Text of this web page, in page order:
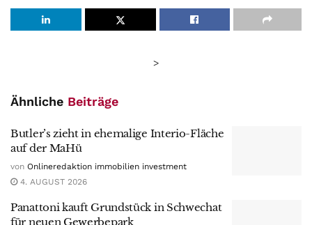
>
Ähnliche Beiträge
Butler’s zieht in ehemalige Interio-Fläche
auf der MaHü
von Onlineredaktion immobilien investment
4. AUGUST 2026
Panattoni kauft Grundstück in Schwechat
für neuen Gewerbepark